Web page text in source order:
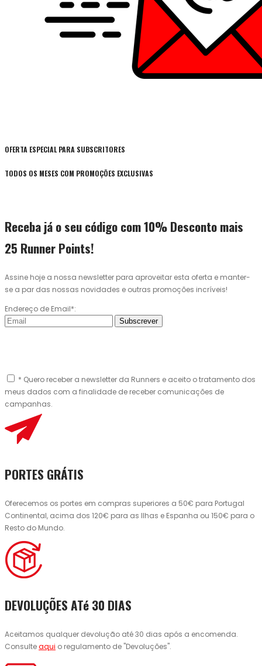
OFERTA ESPECIAL PARA SUBSCRITORES
TODOS OS MESES COM PROMOÇÕES EXCLUSIVAS
Receba já o seu código com 10% Desconto mais
25 Runner Points!
Assine hoje a nossa newsletter para aproveitar esta oferta e manter-
se a par das nossas novidades e outras promoções incríveis!
Endereço de Email*:
Subscrever
* Quero receber a newsletter da Runners e aceito o tratamento dos
meus dados com a finalidade de receber comunicações de
campanhas.
PORTES GRÁTIS
Oferecemos os portes em compras superiores a 50€ para Portugal
Continental, acima dos 120€ para as Ilhas e Espanha ou 150€ para o
Resto do Mundo.
DEVOLUÇÕES ATé 30 DIAS
Aceitamos qualquer devolução até 30 dias após a encomenda.
Consulteaqui o regulamento de "Devoluções".